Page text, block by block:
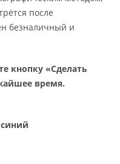
после
безналичный и
кнопку «Сделать
время.